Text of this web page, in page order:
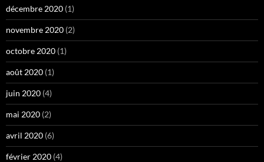
décembre 2020 (1)
novembre 2020 (2)
octobre 2020 (1)
août 2020 (1)
juin 2020 (4)
mai 2020 (2)
avril 2020 (6)
février 2020 (4)